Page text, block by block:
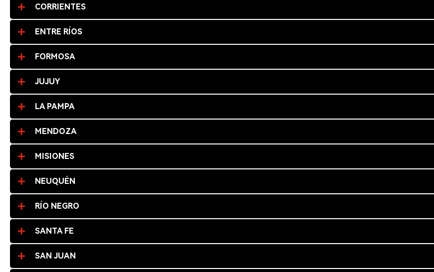
CORRIENTES
ENTRE RÍOS
FORMOSA
JUJUY
LA PAMPA
MENDOZA
MISIONES
NEUQUÉN
RÍO NEGRO
SANTA FE
SAN JUAN